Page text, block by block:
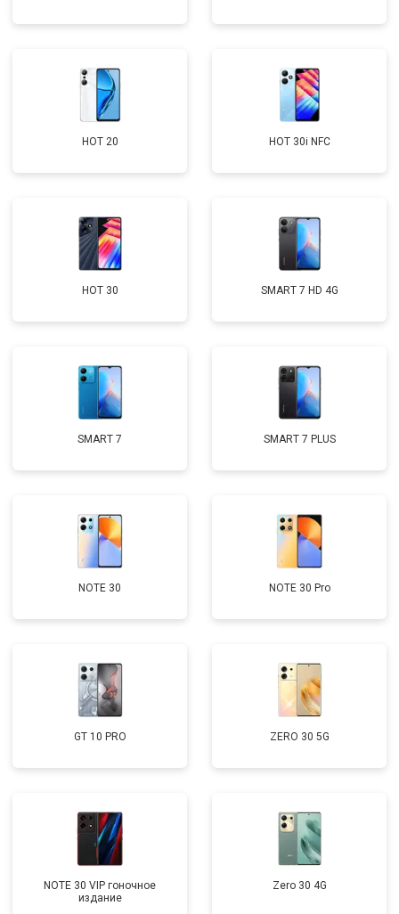
HOT 20 HOT 30i NFC
HOT 30 SMART 7 HD 4G
SMART 7 SMART 7 PLUS
NOTE 30 NOTE 30 Pro
GT 10 PRO ZERO 30 5G
NOTE 30 VIP гоночное
издание
Zero 30 4G